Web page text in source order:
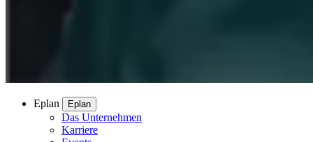
Eplan Eplan
Das Unternehmen
Karriere